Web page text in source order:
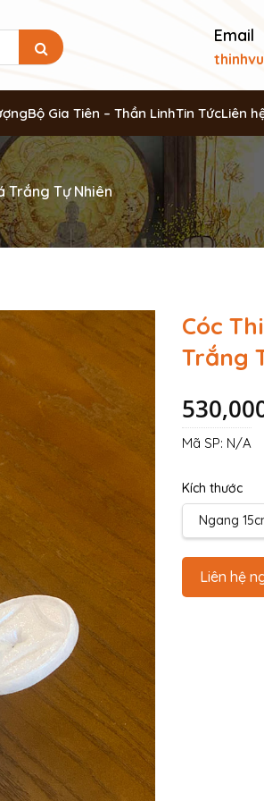
Email
Bộ Gia Tiên – Thần LinhTin TứcLiên
Trắng Tự Nhiên
Cóc
Trắng
Kích thước
Ngang
Liên hệ
Mã SP: N/A